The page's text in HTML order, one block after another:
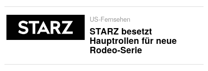
US-Fernsehen
STARZ besetzt
Hauptrollen für neue
Rodeo-Serie